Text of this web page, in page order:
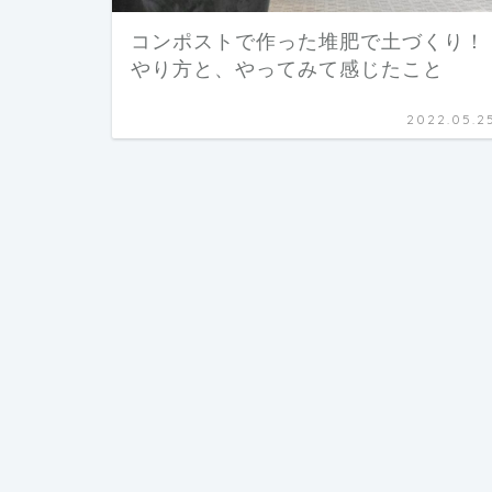
コンポストで作った堆肥で土づくり！
やり方と、やってみて感じたこと